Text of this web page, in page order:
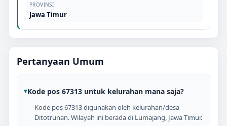
PROVINSI
Jawa Timur
Pertanyaan Umum
Kode pos 67313 untuk kelurahan mana saja?
Kode pos 67313 digunakan oleh kelurahan/desa
Ditotrunan. Wilayah ini berada di Lumajang, Jawa Timur.